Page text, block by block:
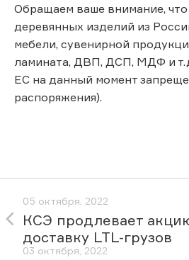
Обращаем ваше внимание,
деревянных изделий из
мебели, сувенирной
ламината, ДВП, ДСП, МДФ и
ЕС на данный момент
распоряжения).
05 октября, 2022
КСЭ продлевает
доставку LTL-грузов
03 октября, 2022